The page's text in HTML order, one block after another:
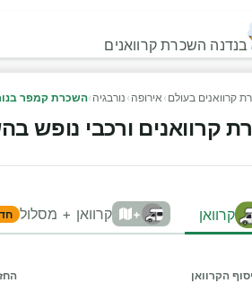
בנדנה השכרת קרוואנים
קרוואנים בעולם › אירופה › נורבגיה ›השכרת קמפר
קרוואנים ורכבי נופש
קרוואן + קרוואן + מסלול
הקרוואן